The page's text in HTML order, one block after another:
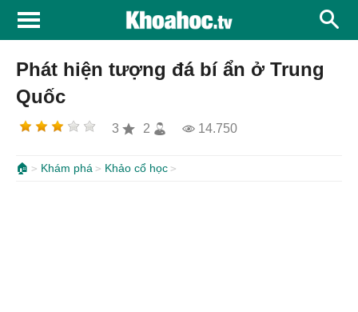
Phát hiện tượng đá bí ẩn ở Trung
Quốc
3 2 14.750
🏠 Khám phá Khảo cổ học